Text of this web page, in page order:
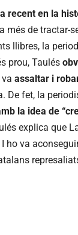
recent en la
de tractar-
llibres, la
prou, Taulés
assaltar i
De fet, la
la idea de
explica que
va